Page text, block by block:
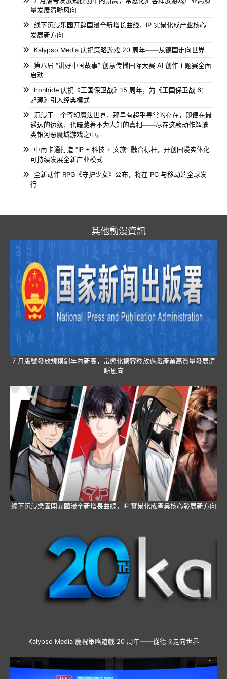
量发展清晰风向
线下沉浸乐园开辟国漫全新增长曲线，IP 实景化成产业核心
发展新方向
Kalypso Media 庆祝策略游戏 20 周年——从德国走向世界
第八届 “讲好中国故事” 创意传播国际大赛 AI 创作主题赛全面
启动
Ironhide 庆祝《王国保卫战》15 周年，为《王国保卫战 6：
起源》引入经典模式
沉浸于一个奇幻魔法世界，那里有超乎寻常的存在，即便在最
遥远的边缘，也暗藏着不为人知的真相——尽在这款动作解谜
类银河恶魔城游戏之中。
中南卡通打造 “IP + 科技 + 文旅” 融合标杆，开创国漫实体化
可持续发展全新产业模式
全新动作 RPG《守护少女》公布，将在 PC 与移动端全球发
行
其他動漫資訊
7 月版號發放規模創年內新高，常態化擴容釋放遊戲產業高質量發展清
晰風向
線下沉浸樂園開闢國漫全新增長曲線，IP 實景化成產業核心發展新方向
Kalypso Media 慶祝策略遊戲 20 周年——從德國走向世界